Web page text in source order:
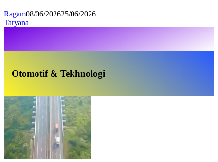
Ragam08/06/202625/06/2026
Taryana
Otomotif & Tekhnologi